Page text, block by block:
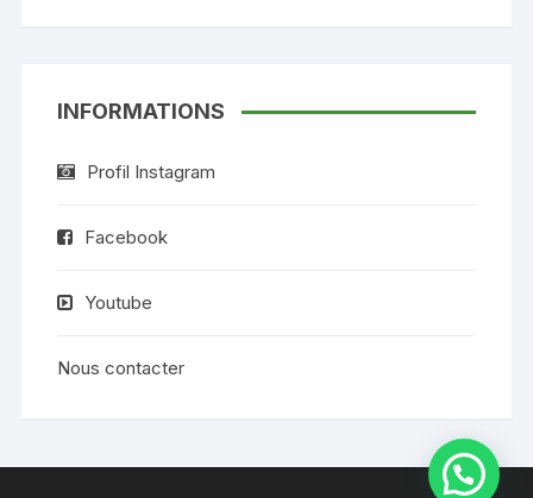
INFORMATIONS
Profil Instagram
Facebook
Youtube
Nous contacter